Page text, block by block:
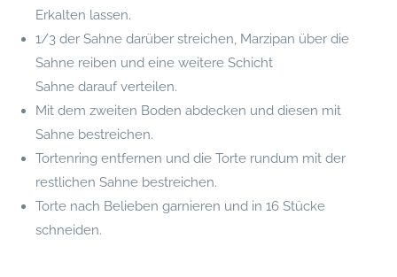
Erkalten lassen.
1/3 der Sahne darüber streichen, Marzipan über die
Sahne reiben und eine weitere Schicht
Sahne darauf verteilen.
Mit dem zweiten Boden abdecken und diesen mit
Sahne bestreichen.
Tortenring entfernen und die Torte rundum mit der
restlichen Sahne bestreichen.
Torte nach Belieben garnieren und in 16 Stücke
schneiden.